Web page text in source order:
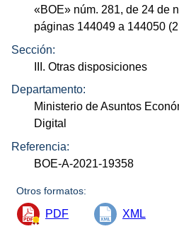
«BOE» núm. 281, de 24 de
páginas 144049 a 144050 (2
Sección:
III. Otras disposiciones
Departamento:
Ministerio de Asuntos
Digital
Referencia:
BOE-A-2021-19358
Otros formatos:
PDF XML